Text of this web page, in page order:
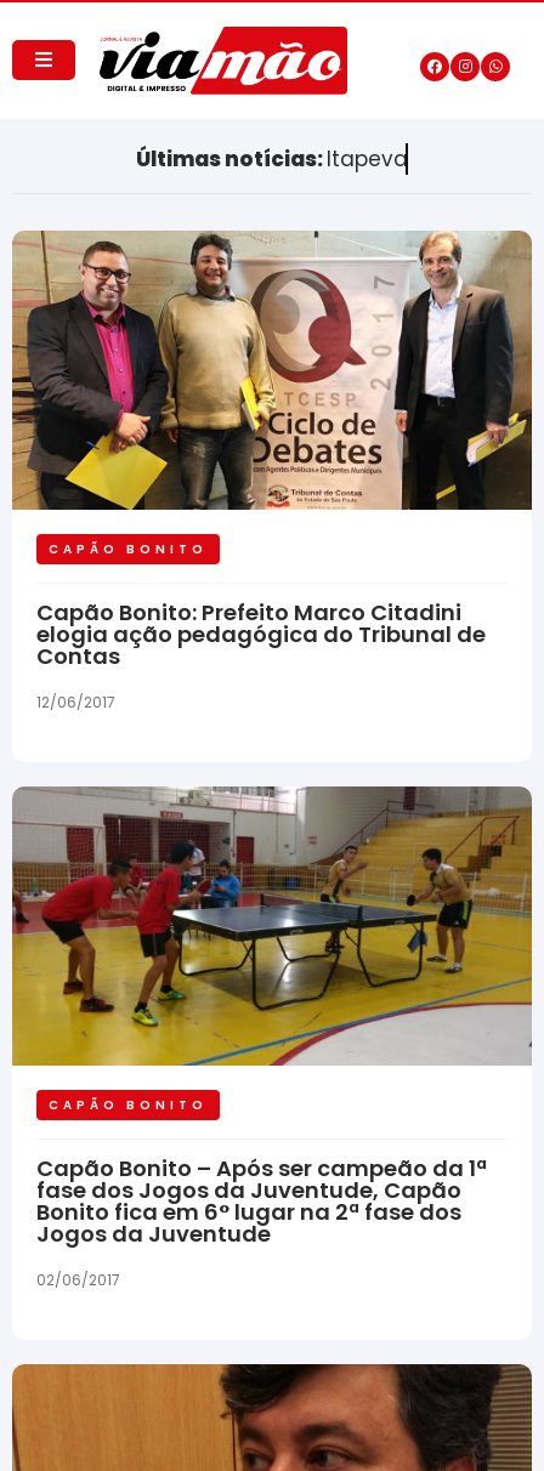
Últimas notícias:Itapeva
CAPÃO BONITO
Capão Bonito: Prefeito Marco Citadini
elogia ação pedagógica do Tribunal de
Contas
12/06/2017
CAPÃO BONITO
Capão Bonito – Após ser campeão da 1ª
fase dos Jogos da Juventude, Capão
Bonito fica em 6° lugar na 2ª fase dos
Jogos da Juventude
02/06/2017